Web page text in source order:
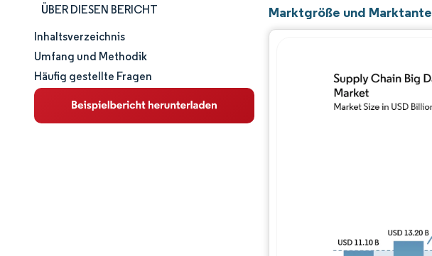
ÜBER DIESEN BERICHT
Marktgröße und -anteil
Marktanalyse
Trends und Einblicke
Inhaltsverzeichnis
Umfang und Methodik
Häufig gestellte Fragen
Marktgröße und